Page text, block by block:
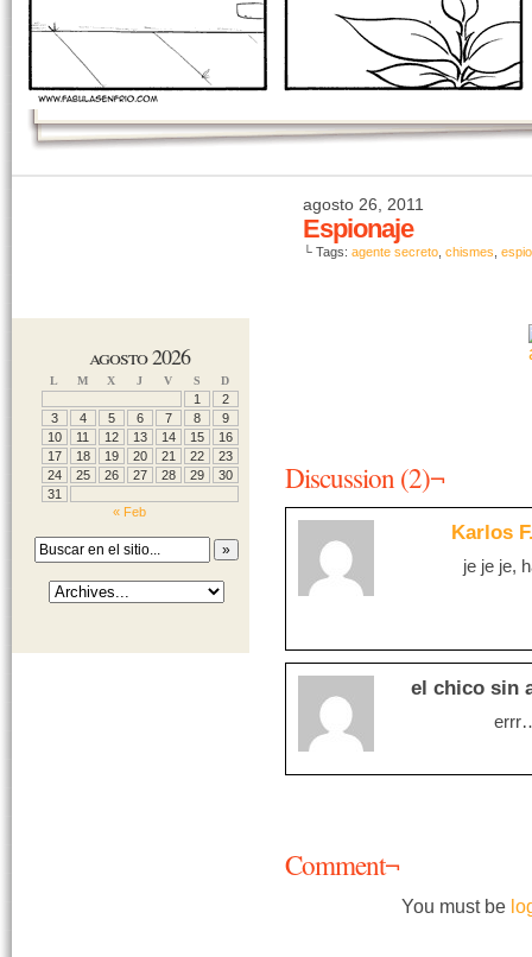
agosto 26, 2011
Espionaje
└ Tags: agente secreto chismes
agosto 2026
L M X J V S D
1
2
3
4 5 6 7 8
9
10
11 12 13 14 15
16
17
18 19 20 21 22
23
24
25 26 27 28 29
30
31
« Feb
Discussion (2)¬
Karlos
je je je,
el chico sin
Comment¬
You must be